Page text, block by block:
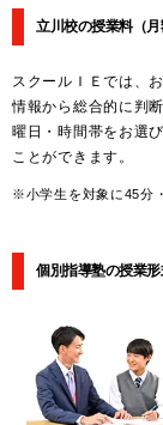
立川校の授業料（月
スクールＩＥでは、
情報から総合的に判
曜日・時間帯をお選
ことができます。
※小学生を対象に45分
個別指導塾の授業形